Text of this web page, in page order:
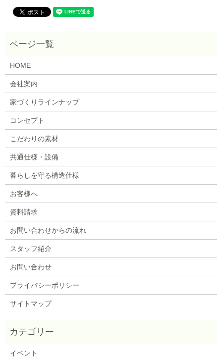
HOME
会社案内
家づくりラインナップ
コンセプト
こだわりの素材
共通仕様・設備
暮らしを守る構造仕様
お客様へ
資料請求
お問い合わせからの流れ
スタッフ紹介
お問い合わせ
プライバシーポリシー
サイトマップ
イベント